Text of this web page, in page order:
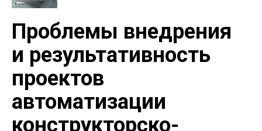
Проблемы внедрения
и результативность
проектов
автоматизации
конструкторско-